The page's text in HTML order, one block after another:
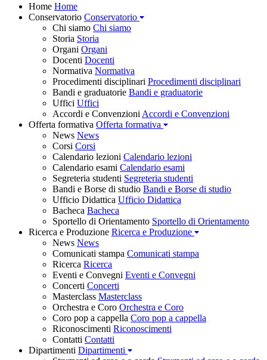
Home Home
Conservatorio Conservatorio
Chi siamo Chi siamo
Storia Storia
Organi Organi
Docenti Docenti
Normativa Normativa
Procedimenti disciplinari Procedimenti disciplinari
Bandi e graduatorie Bandi e graduatorie
Uffici Uffici
Accordi e Convenzioni Accordi e Convenzioni
Offerta formativa Offerta formativa
News News
Corsi Corsi
Calendario lezioni Calendario lezioni
Calendario esami Calendario esami
Segreteria studenti Segreteria studenti
Bandi e Borse di studio Bandi e Borse di studio
Ufficio Didattica Ufficio Didattica
Bacheca Bacheca
Sportello di Orientamento Sportello di Orientamento
Ricerca e Produzione Ricerca e Produzione
News News
Comunicati stampa Comunicati stampa
Ricerca Ricerca
Eventi e Convegni Eventi e Convegni
Concerti Concerti
Masterclass Masterclass
Orchestra e Coro Orchestra e Coro
Coro pop a cappella Coro pop a cappella
Riconoscimenti Riconoscimenti
Contatti Contatti
Dipartimenti Dipartimenti